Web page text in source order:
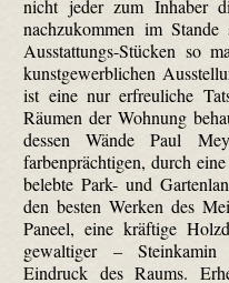
nicht jeder zum Inhaber
nachzukommen im
Ausstattungs-Stücken so
kunstgewerblichen
ist eine nur erfreuliche
Räumen der Wohnung
dessen Wände Paul
farbenprächtigen, durch
belebte Park- und
den besten Werken des
Paneel, eine kräftige
gewaltiger – Steinkamin
Eindruck des Raums.